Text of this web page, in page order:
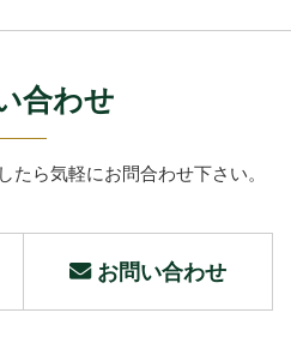
合わせ
たら気軽にお問合わせ下さい。
お問い合わせ